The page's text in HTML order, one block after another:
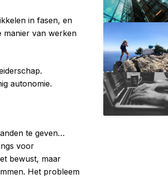
in fasen, en
manier van werken
autonomie.
te geven…
voor
bewust, maar
Het probleem